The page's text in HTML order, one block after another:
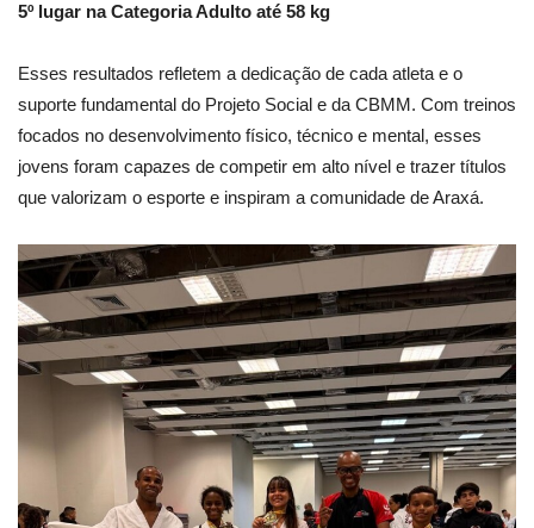
5º lugar na Categoria Adulto até 58 kg
Esses resultados refletem a dedicação de cada atleta e o
suporte fundamental do Projeto Social e da CBMM. Com treinos
focados no desenvolvimento físico, técnico e mental, esses
jovens foram capazes de competir em alto nível e trazer títulos
que valorizam o esporte e inspiram a comunidade de Araxá.